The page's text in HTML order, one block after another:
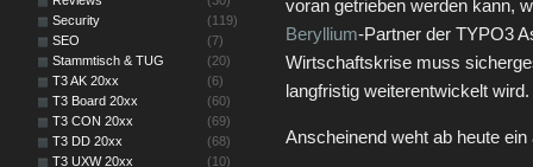
voran getrieben werden kann,
Beryllium-Partner der TYPO3
Wirtschaftskrise muss
langfristig weiterentwickelt
Anscheinend weht ab heute
Security
(119)
SEO
(7)
Stammtisch & TUG
(20)
T3 AK 20xx
(6)
T3 Board 20xx
(60)
T3 CON 20xx
(69)
T3 DD 20xx
(68)
T3 UXW 20xx
(10)